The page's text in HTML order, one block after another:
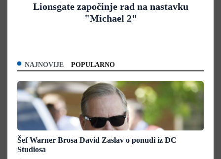
Lionsgate započinje rad na nastavku
"Michael 2"
NAJNOVIJE POPULARNO
Šef Warner Brosa David Zaslav o ponudi iz DC
Studiosa